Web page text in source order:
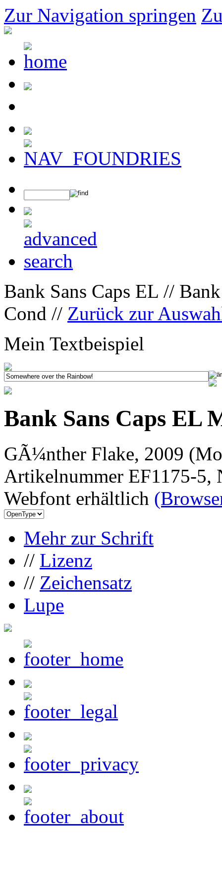
Zur Navigation springen
Bank Sans Caps EL //
Cond // Zurück zur
Mein Textbeispiel
Bank Sans Caps EL
GÃ¼nther Flake, 2009
Artikelnummer EF1175-5,
Webfont erhältlich
Mehr zur Schrift
// Lizenz
// Zeichensatz
Lupe